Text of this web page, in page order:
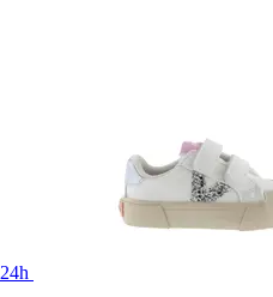
24h